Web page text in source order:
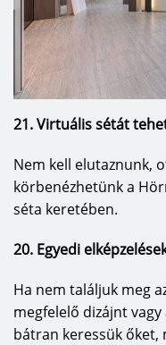
21. Virtuális sétát
Nem kell elutaznunk,
körbenézhetünk a
séta keretében.
20. Egyedi
Ha nem találjuk meg
megfelelő dizájnt
bátran keressük